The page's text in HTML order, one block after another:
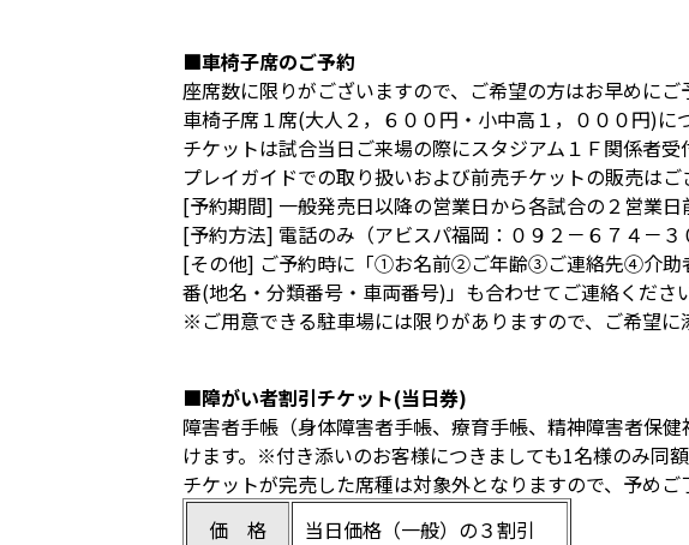
■車椅子席のご予約
座席数に限りがございますので、ご希望の方はお早めにご
車椅子席１席(大人２，６００円・小中高１，０００円)に
チケットは試合当日ご来場の際にスタジアム１Ｆ関係者受
プレイガイドでの取り扱いおよび前売チケットの販売はご
[予約期間] 一般発売日以降の営業日から各試合の２営業
[予約方法] 電話のみ（アビスパ福岡：０９２－６７４－３
[その他] ご予約時に「①お名前②ご年齢③ご連絡先④介助
番(地名・分類番号・車両番号)」も合わせてご連絡くださ
※ご用意できる駐車場には限りがありますので、ご希望に
■障がい者割引チケット(当日券)
障害者手帳（身体障害者手帳、療育手帳、精神障害者保
けます。※付き添いのお客様につきましても1名様のみ同
チケットが完売した席種は対象外となりますので、予めご
価 格
当日価格（一般）の３割引